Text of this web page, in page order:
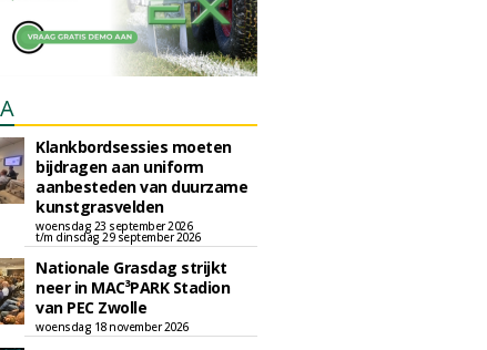
Klankbordsessies moeten
bijdragen aan uniform
aanbesteden van duurzame
kunstgrasvelden
woensdag 23 september 2026
t/m dinsdag 29 september 2026
Nationale Grasdag strijkt
neer in MAC³PARK Stadion
van PEC Zwolle
woensdag 18 november 2026